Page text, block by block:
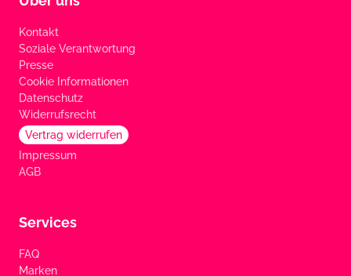
Kontakt
Soziale Verantwortung
Presse
Cookie Informationen
Datenschutz
Widerrufsrecht
Vertrag widerrufen
Impressum
AGB
Services
FAQ
Marken